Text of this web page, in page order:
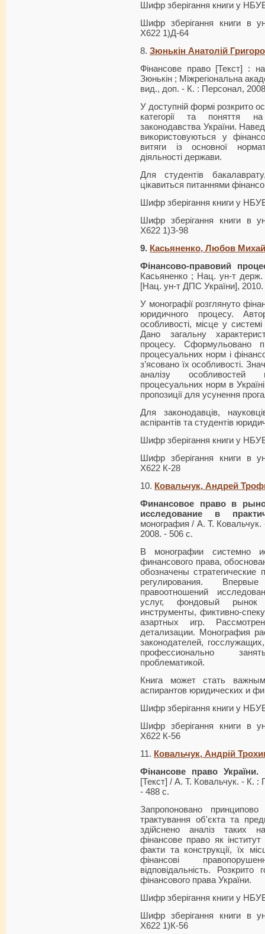
Шифр зберігання книги у
Шифр зберігання книги в
Х622 1)Д-64
8. Зюнькін Анатолій
Фінансове право [Текст] :
Зюнькін ; Міжрегіональна
вид., доп. - К. : Персонал,
У доступній формі розкрито
категорії та поняття
законодавства України.
використовуються у
витяги із основної
діяльності держави.
Для студентів
цікавиться питаннями
Шифр зберігання книги у
Шифр зберігання книги в
Х622 1)З-98
9. Касьяненко, Любов
Фінансово-правовий
Касьяненко ; Нац. ун-т держ.
[Нац. ун-т ДПС України], 2010.
У монографії розглянуто
юридичного процесу.
особливості, місце у
Дано загальну
процесу. Сформульовано
процесуальних норм і
з’ясовано їх особливості.
аналізу особливостей
процесуальних норм в
пропозиції для усунення
Для законодавців,
аспірантів та студентів
Шифр зберігання книги у
Шифр зберігання книги в
Х622 К-28
10. Ковальчук, Андрей
Финансовое право в
исследование в
монография / А. Т.
2008. - 506 с.
В монографии системно
финансового права,
обозначены стратегические
регулирования.
правоотношений
услуг, фондовый
инструменты, фиктивно-
азартных игр.
детализации. Монография
законодателей,
профессионально
проблематикой.
Книга может стать
аспирантов юридических и
Шифр зберігання книги у
Шифр зберігання книги в
Х622 К-56
11. Ковальчук, Андрій
Фінансове право
[Текст] / А. Т. Ковальчук. - К.
- 488 с.
Запропоновано
трактування об'єкта та
здійснено аналіз таких
фінансове право як
факти та конструкції, їх
фінансові
відповідальність.
фінансового права України.
Шифр зберігання книги у
Шифр зберігання книги в
Х622 1)К-56